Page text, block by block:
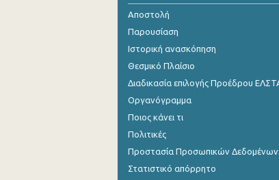
Αποστολή
Παρουσίαση
Ιστορική ανασκόπηση
Θεσμικό Πλαίσιο
Διαδικασία επιλογής Προέδρου
Οργανόγραμμα
Ποιος κάνει τι
Πολιτικές
Προστασία Προσωπικών Δεδομένων
Στατιστικό απόρρητο